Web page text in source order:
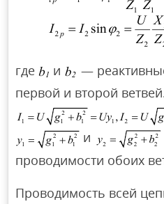
где и
—
первой и второй
и
проводимости обоих
Проводимость всей